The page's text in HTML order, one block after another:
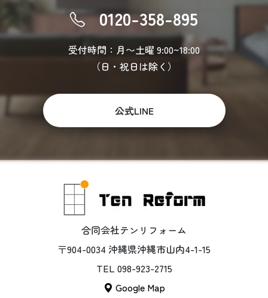
0120-358-895
受付時間：月〜土曜 9:00~18:00
（日・祝日は除く）
公式LINE
合同会社テンリフォーム
〒904-0034 沖縄県沖縄市山内4-1-15
TEL 098-923-2715
Google Map